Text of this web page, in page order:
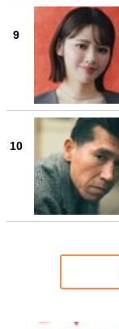
9
10